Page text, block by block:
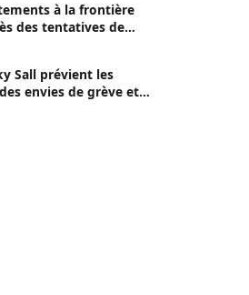
à la frontière
des tentatives de
Sall prévient les
envies de grève et